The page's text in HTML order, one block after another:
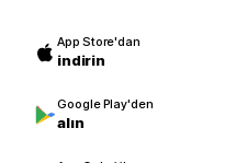
App Store'dan
indirin
Google Play'den
alın